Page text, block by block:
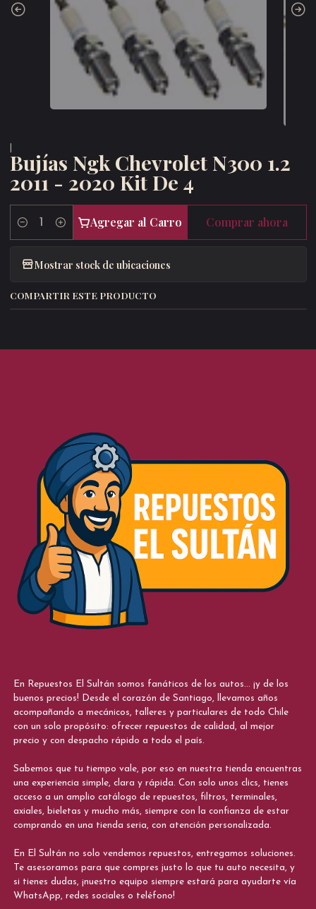
Bujías Ngk Chevrolet N300 1.2
2011 - 2020 Kit De 4
Cantidad
Agregar al Carro Comprar ahora
Mostrar stock de ubicaciones
COMPARTIR ESTE PRODUCTO
En Repuestos El Sultán somos fanáticos de los autos... ¡y de los
buenos precios! Desde el corazón de Santiago, llevamos años
acompañando a mecánicos, talleres y particulares de todo Chile
con un solo propósito: ofrecer repuestos de calidad, al mejor
precio y con despacho rápido a todo el país.
Sabemos que tu tiempo vale, por eso en nuestra tienda encuentras
una experiencia simple, clara y rápida. Con solo unos clics, tienes
acceso a un amplio catálogo de repuestos, filtros, terminales,
axiales, bieletas y mucho más, siempre con la confianza de estar
comprando en una tienda seria, con atención personalizada.
En El Sultán no solo vendemos repuestos, entregamos soluciones.
Te asesoramos para que compres justo lo que tu auto necesita, y
si tienes dudas, ¡nuestro equipo siempre estará para ayudarte vía
WhatsApp, redes sociales o teléfono!